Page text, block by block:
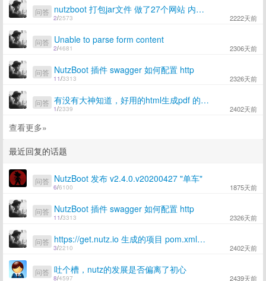
2/2573 2222天前
问答 nutzboot 打包jar文件 做了27个网站 内存使用量达到95以上
2/4681 2306天前
问答 Unable to parse form content
11/3313 2326天前
问答 NutzBoot 插件 swagger 如何配置 http
1/2339 2402天前
问答 有没有大神知道，好用的html生成pdf 的工具包
查看更多»
最近回复的话题
6/6100 1875天前
问答 NutzBoot 发布 v2.4.0.v20200427 "单车"
11/3313 2326天前
问答 NutzBoot 插件 swagger 如何配置 http
3/2210 2402天前
问答 https://get.nutz.io 生成的项目 pom.xml里面单元测试依赖 没有版本号
8/4597 2439天前
问答 吐个槽，nutz的发展是否偏离了初心